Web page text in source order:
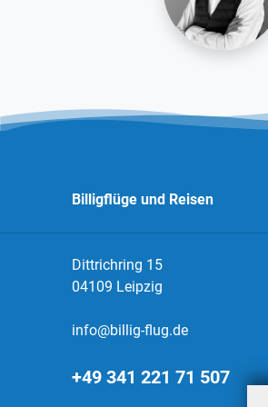
Billigflüge und Reisen
Dittrichring 15
04109 Leipzig
info@billig-flug.de
+49 341 221 71 507